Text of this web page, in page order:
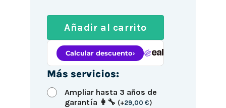
Añadir al carrito
Más servicios:
Ampliar hasta 3 años de
garantía 👩‍🔧 (+29,00 €)